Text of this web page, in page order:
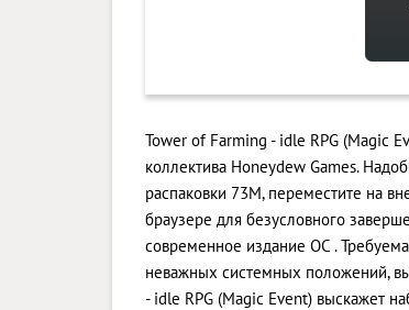
Tower of Farming - idle RPG (Magic
коллектива Honeydew Games.
распаковки 73M, переместите на
браузере для безусловного
современное издание ОС .
неважных системных положений,
- idle RPG (Magic Event) выскажет